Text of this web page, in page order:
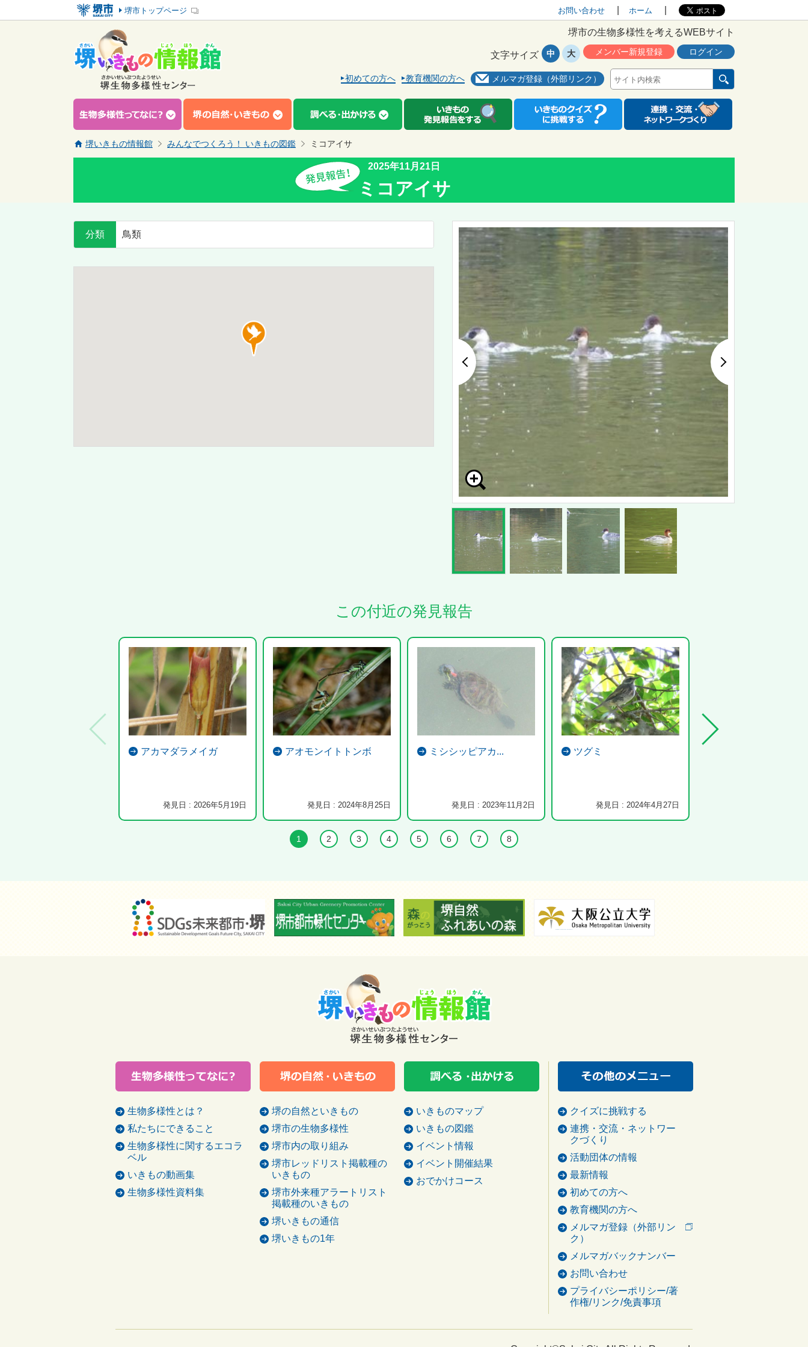
堺市トップページ お問い合わせ ホーム
堺市の生物多様性を考えるWEBサイト
初めての方へ 教育機関の方へ メルマガ登録（外部リンク）
メンバー新規登録 ログイン
文字サイズ 中 大
堺いきもの情報館 みんなでつくろう！ いきもの図鑑 ミコアイサ
2025年11月21日
ミコアイサ
分類 鳥類
この付近の発見報告
アカマダラメイガ
発見日 : 2026年5月19日
アオモンイトトンボ
発見日 : 2024年8月25日
ミシシッピアカ...
発見日 : 2023年11月2日
ツグミ
発見日 : 2024年4月27日
1 2 3 4 5 6 7 8
生物多様性とは？
私たちにできること
生物多様性に関するエコラ
ベル
いきもの動画集
生物多様性資料集
堺の自然といきもの
堺市の生物多様性
堺市内の取り組み
堺市レッドリスト掲載種の
いきもの
堺市外来種アラートリスト
掲載種のいきもの
堺いきもの通信
堺いきもの1年
いきものマップ
いきもの図鑑
イベント情報
イベント開催結果
おでかけコース
クイズに挑戦する
連携・交流・ネットワー
クづくり
活動団体の情報
最新情報
初めての方へ
教育機関の方へ
メルマガ登録（外部リン
ク）
メルマガバックナンバー
お問い合わせ
プライバシーポリシー/著
作権/リンク/免責事項